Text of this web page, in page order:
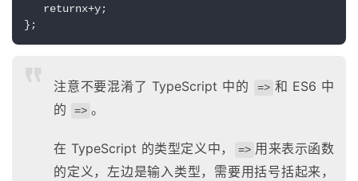
returnx+y;
};
注意不要混淆了 TypeScript 中的 => 和 ES6 中
的
=> 。
在 TypeScript 的类型定义中， => 用来表示函数
的定义，左边是输入类型，需要用括号括起来，